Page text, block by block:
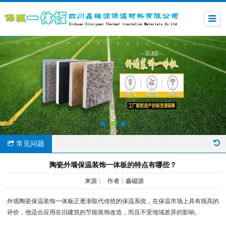
常见问题
陶瓷外墙保温装饰一体板的特点有哪些？
来源： 作者：鑫磁源
外墙陶瓷保温装饰一体板正逐渐取代传统的保温系统，在保温市场上具有很高的
评价，他适合应用在旧建筑的节能装饰改造，而且不受地域差异的影响。